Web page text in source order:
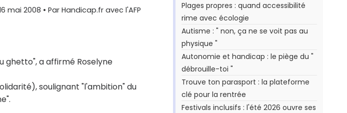
mai 2008 • Par Handicap.fr avec l'AFP
ghetto", a affirmé Roselyne
soulignant "l'ambition" du
Plages propres : quand accessibilité
rime avec écologie
Autisme : " non, ça ne se voit pas au
physique "
Autonomie et handicap : le piège du "
débrouille-toi "
Trouve ton parasport : la plateforme
clé pour la rentrée
Festivals inclusifs : l'été 2026 ouvre ses